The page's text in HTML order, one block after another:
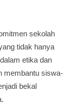
sekolah
tidak hanya
etika dan
membantu siswa-
bekal